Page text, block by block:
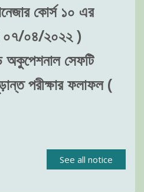
কোর্স ১০ এর
( ০৭/০৪/২০২২ )
অকুপেশনাল সেফটি
পরীক্ষার ফলাফল (
See all notice